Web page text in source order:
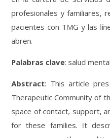
profesionales y familiares,
pacientes con TMG y las
abren.
Palabras clave: salud
Abstract: This article
Therapeutic Community of
space of contact, support,
for these families. It